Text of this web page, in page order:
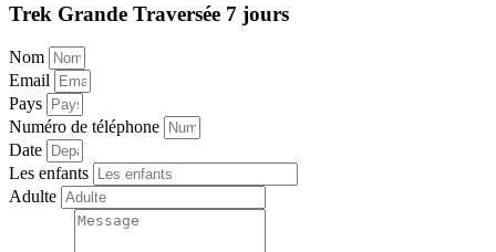
Trek Grande Traversée 7 jours
Nom
Email
Pays
Numéro de téléphone
Date
Les enfants
Adulte